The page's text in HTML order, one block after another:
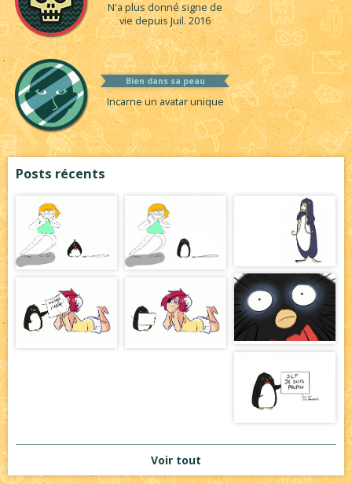
N'a plus donné signe de
vie depuis Juil. 2016
Bien dans sa peau
Incarne un avatar unique
Posts récents
Voir tout